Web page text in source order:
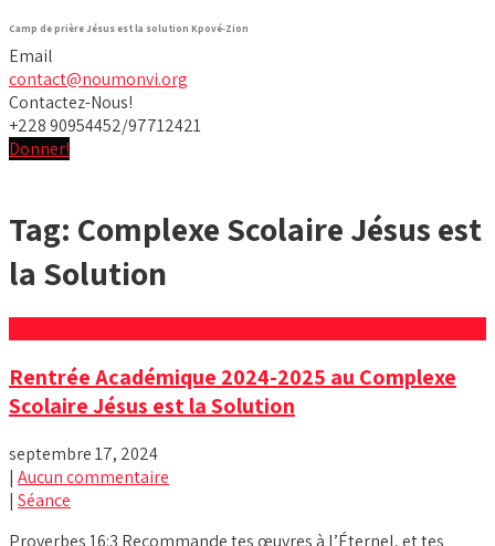
Camp de prière Jésus est la solution Kpové-Zion
Email
contact@noumonvi.org
Contactez-Nous!
+228 90954452/97712421
Donner!
Tag: Complexe Scolaire Jésus est
la Solution
Rentrée Académique 2024-2025 au Complexe
Scolaire Jésus est la Solution
septembre 17, 2024
| Aucun commentaire
| Séance
Proverbes 16:3 Recommande tes œuvres à l’Éternel, et tes